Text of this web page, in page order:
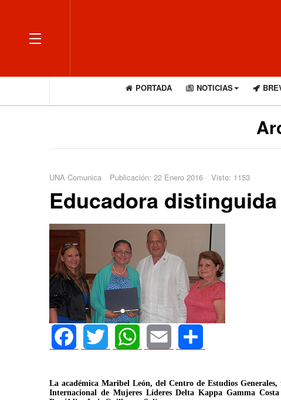
OFF CANVAS
PORTADA NOTICIAS
UNA Comunica Publicación: 22 Enero 2016 Visto: 1153
Educadora distinguida
La académica Maribel León, del Centro de Estudios
Internacional de Mujeres Líderes Delta Kappa Gamma